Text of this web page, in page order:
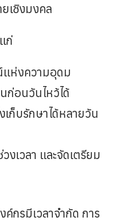
เชิงมงคล
ก่
ห่งความอุดม
อนวันไหว้ได้
ก็บรักษาได้หลายวัน
งเวลา และจัดเตรียม
กรมีเวลาจำกัด การ